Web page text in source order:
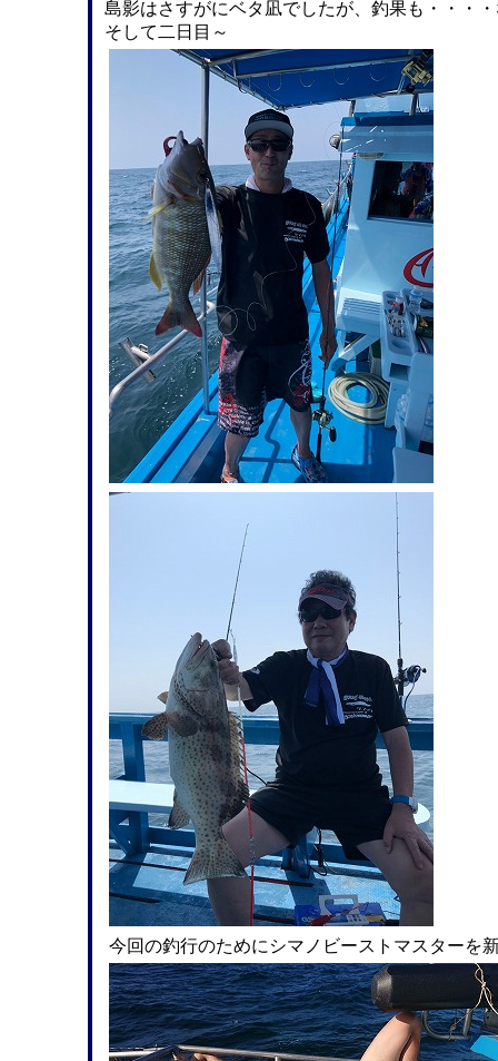
島影はさすがにベタ凪でしたが、釣果も・・・
そして二日目～
今回の釣行のためにシマノビーストマスターを